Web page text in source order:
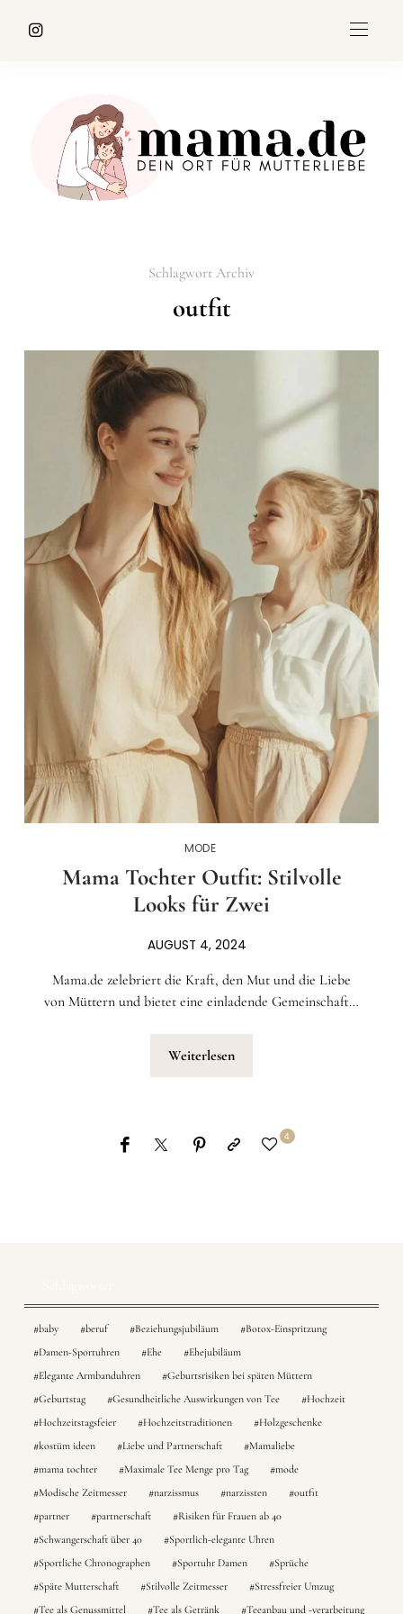
Schlagwort Archiv
outfit
MODE
Mama Tochter Outfit: Stilvolle
Looks für Zwei
AUGUST 4, 2024
Mama.de zelebriert die Kraft, den Mut und die Liebe
von Müttern und bietet eine einladende Gemeinschaft…
Weiterlesen
4
baby beruf Beziehungsjubiläum
Botox-Einspritzung
Damen-Sportuhren
Ehe
Ehejubiläum
Elegante Armbanduhren
Geburtsrisiken bei späten Müttern
Geburtstag
Gesundheitliche Auswirkungen von Tee
Hochzeit
Hochzeitstagsfeier
Hochzeitstraditionen
Holzgeschenke
kostüm ideen
Liebe und Partnerschaft
Mamaliebe
mama tochter
Maximale Tee Menge pro Tag
mode
Modische Zeitmesser
narzissmus narzissten
outfit
partner
partnerschaft
Risiken für Frauen ab 40
Schwangerschaft über 40
Sportlich-elegante Uhren
Sportliche Chronographen
Sportuhr Damen
Sprüche
Späte Mutterschaft
Stilvolle Zeitmesser
Stressfreier Umzug
Tee als Genussmittel
Tee als Getränk Teeanbau und -verarbeitung